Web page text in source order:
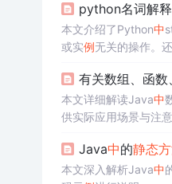
python名词解
本文介绍了Python中
或实例无关的操作。
有关数组、函数
本文详细解读Java中
供实际应用场景与注意
Java中的静态
本文深入解析Java中